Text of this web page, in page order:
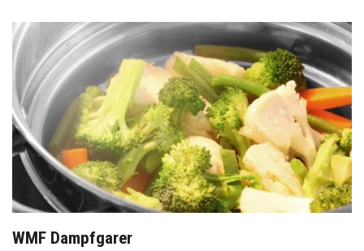
WMF Dampfgarer